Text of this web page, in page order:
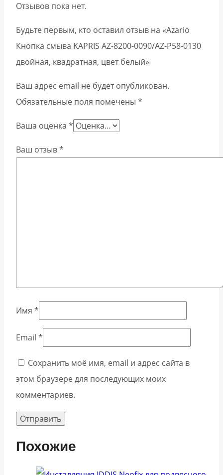
Отзывов пока нет.
Будьте первым, кто оставил отзыв на «Azario
Кнопка смыва KAPRIS AZ-8200-0090/AZ-P58-0130
двойная, квадратная, цвет белый»
Ваш адрес email не будет опубликован.
Обязательные поля помечены *
Ваша оценка *
Ваш отзыв*
Имя *
Email *
Сохранить моё имя, email и адрес сайта в
этом браузере для последующих моих
комментариев.
Похожие